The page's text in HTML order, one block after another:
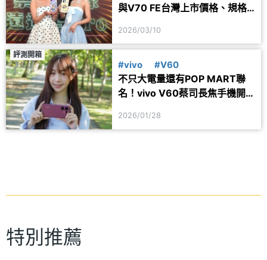
與V70 FE台灣上市價格、規格
2026/03/10
評測開箱
#vivo #V60
不只大電量還有POP MART聯
名！vivo V60蔡司長焦手機開
2026/01/28
特別推薦